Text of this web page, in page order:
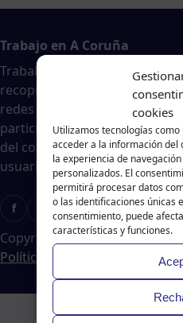
cookies
Utilizamos tecnologías
acceder a la información del
la experiencia de
personalizados. El
permitirá procesar datos
o las identificaciones únicas
consentimiento, puede
características y funciones.
Trabajo en A Coruña
Traballar na costa es un
recopiladas de páginas webs,
redes sociales, publicadas por
particulares, no nos
del contenido ni de la oferta
usuarios deberán valorar la
f T Ig
Copyright © 2024 Traballar na
Política de cookies
Política